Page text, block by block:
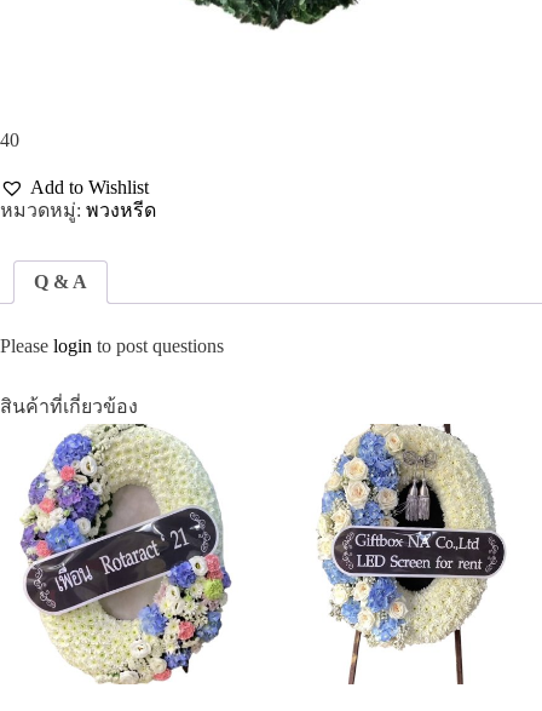
40
Add to Wishlist
หมวดหมู่: พวงหรีด
Q & A
Please login to post questions
สินค้าที่เกี่ยวข้อง